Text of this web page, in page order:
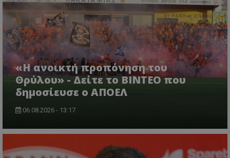
«Η ανοικτή προπόνηση του
Θρύλου» - Δείτε το ΒΙΝΤΕΟ που
δημοσίευσε ο ΑΠΟΕΛ
06.08.2026 - 13:17